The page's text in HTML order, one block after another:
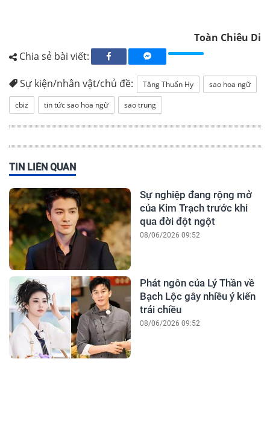
Toàn Chiêu Di
Chia sẻ bài viết:
Sự kiện/nhân vật/chủ đề: Tăng Thuấn Hy
sao hoa ngữ
cbiz
tin tức sao hoa ngữ sao trung
TIN LIÊN QUAN
Sự nghiệp đang rộng mở
của Kim Trạch trước khi
qua đời đột ngột
08/06/2026 09:52
Phát ngôn của Lý Thần về
Bạch Lộc gây nhiều ý kiến
trái chiều
08/06/2026 09:52